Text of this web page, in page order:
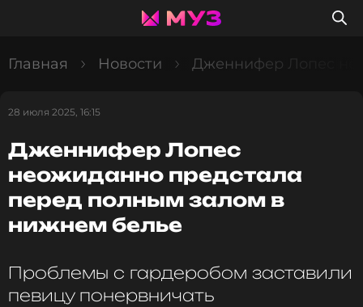
Главная Новости Дженнифер Лопес
28 июля 2025, 16:15
Дженнифер Лопес
неожиданно предстала
перед полным залом в
нижнем белье
Проблемы с гардеробом заставили
певицу понервничать